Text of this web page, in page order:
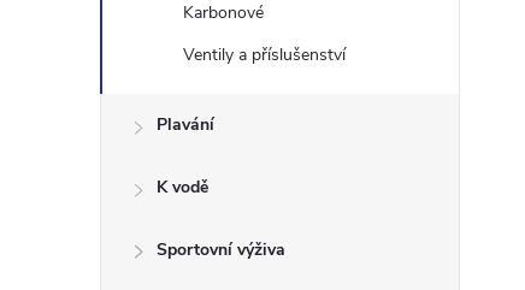
Karbonové
Ventily a příslušenství
Plavání
K vodě
Sportovní výživa